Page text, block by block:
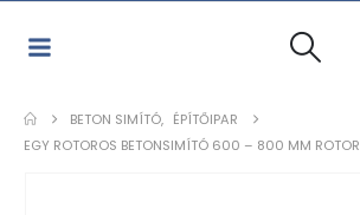
BETON SIMÍTÓ, ÉPÍTŐIPAR
EGY ROTOROS BETONSIMÍTÓ 600 – 800 MM ROTOR